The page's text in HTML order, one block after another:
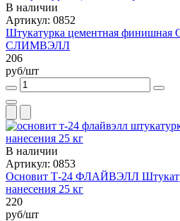
В наличии
Артикул: 0852
Штукатурка цементная
СЛИМВЭЛЛ
206
руб/шт
В наличии
Артикул: 0853
Основит Т-24 ФЛАЙВЭЛЛ
нанесения 25 кг
220
руб/шт